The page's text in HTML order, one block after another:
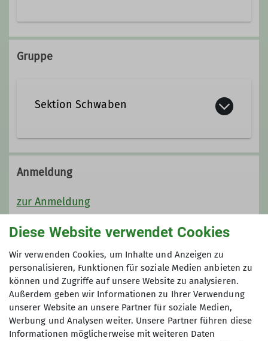
manuel.kotzab@gmail.com
Gruppe
Sektion Schwaben
Anmeldung
zur Anmeldung
Preis
Sektion Schwaben 160,00 / DAV 190,00
Fahrt-, Übernachtungs- und
Verpflegungskosten kommen hinzu. Die
Unterkünfte sind gesammelt reserviert.
Diese Website verwendet Cookies
Wir verwenden Cookies, um Inhalte und Anzeigen zu
personalisieren, Funktionen für soziale Medien anbieten zu
können und Zugriffe auf unsere Website zu analysieren.
Außerdem geben wir Informationen zu Ihrer Verwendung
unserer Website an unsere Partner für soziale Medien,
Werbung und Analysen weiter. Unsere Partner führen diese
Informationen möglicherweise mit weiteren Daten